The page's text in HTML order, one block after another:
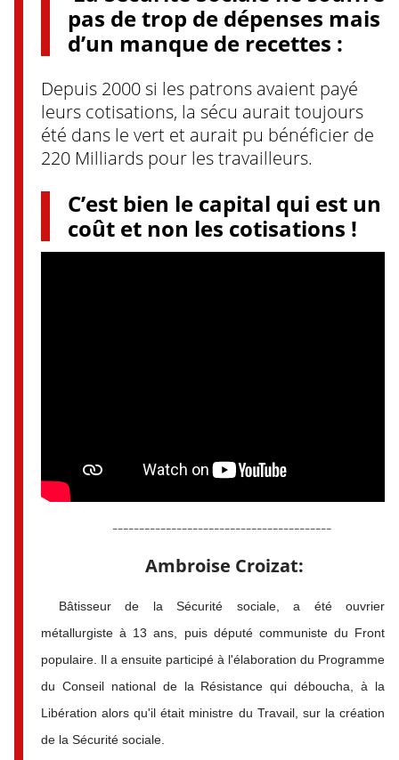
pas de trop de dépenses mais
d’un manque de recettes :
Depuis 2000 si les patrons avaient payé
leurs cotisations, la sécu aurait toujours
été dans le vert et aurait pu bénéficier de
220 Milliards pour les travailleurs.
C’est bien le capital qui est un
coût et non les cotisations !
-----------------------------------------
Ambroise Croizat:
Bâtisseur de la Sécurité sociale, a été ouvrier
métallurgiste à 13 ans, puis député communiste du Front
populaire. Il a ensuite participé à l'élaboration du Programme
du Conseil national de la Résistance qui déboucha, à la
Libération alors qu'il était ministre du Travail, sur la création
de la Sécurité sociale.